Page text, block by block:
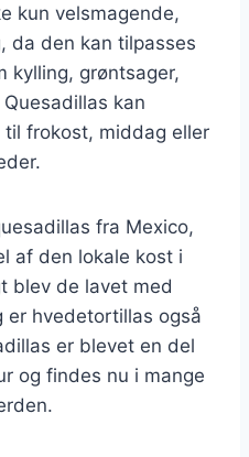
kun velsmagende,
da den kan tilpasses
kylling, grøntsager,
kan
til frokost, middag eller
fra Mexico,
af den lokale kost i
blev de lavet med
er hvedetortillas også
er blevet en del
og findes nu i mange